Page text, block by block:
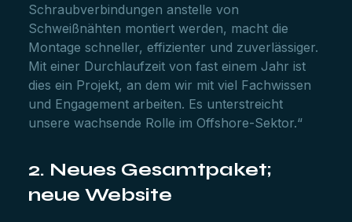
Schraubverbindungen anstelle von
Schweißnähten montiert werden, macht die
Montage schneller, effizienter und zuverlässiger.
Mit einer Durchlaufzeit von fast einem Jahr ist
dies ein Projekt, an dem wir mit viel Fachwissen
und Engagement arbeiten. Es unterstreicht
unsere wachsende Rolle im Offshore-Sektor.“
2. Neues Gesamtpaket;
neue Website